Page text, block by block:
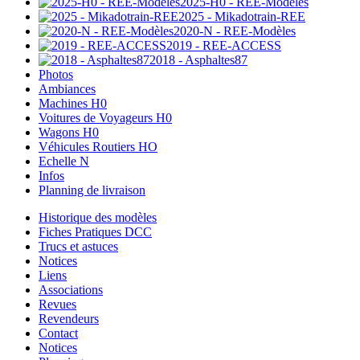
2025 - Mikadotrain-REE
2020-N - REE-Modèles
2019 - REE-ACCESS
2018 - Asphaltes87
Photos
Ambiances
Machines H0
Voitures de Voyageurs H0
Wagons H0
Véhicules Routiers HO
Echelle N
Infos
Planning de livraison
Historique des modèles
Fiches Pratiques DCC
Trucs et astuces
Notices
Liens
Associations
Revues
Revendeurs
Contact
Notices